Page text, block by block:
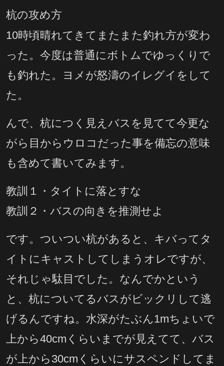
杭の攻め方
10時頃晴れてきてまたまた釣れ方が変わ
った。今度は普通にボトムでゆっくりで
も釣れた。ヨメが怒濤のイレグイをして
た。
んで、杭につく見えバスを見てて今更な
がら目からウロコだった事を備忘の意味
も含めて書いてみます。
教訓１・タイトに落とすな
教訓２・バスの向きを推測せよ
です。ついつい杭があると、キバってタ
イトにキャストしてしまうオレですが、
それじゃ駄目でした。なんでかという
と、杭についてるバスがビックリして逃
げるんですね。水深がたぶん1mちょいで
上から40cmくらいまでが見えてて、バス
が上から30cmくらいにサスペンドしてま